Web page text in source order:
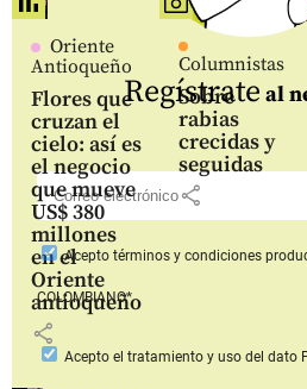
Oriente
Antioqueño
Flores que
cruzan el
cielo: así es
el negocio
que mueve
US$ 380
millones
en el
Oriente
antioqueño
share
Columnistas
Sobre
rabias
crecidas y
seguidas
share
Regístrate al
Aceptotérminos y condiciones
COLOMBIANO*
Acepto el tratamiento y uso del dato